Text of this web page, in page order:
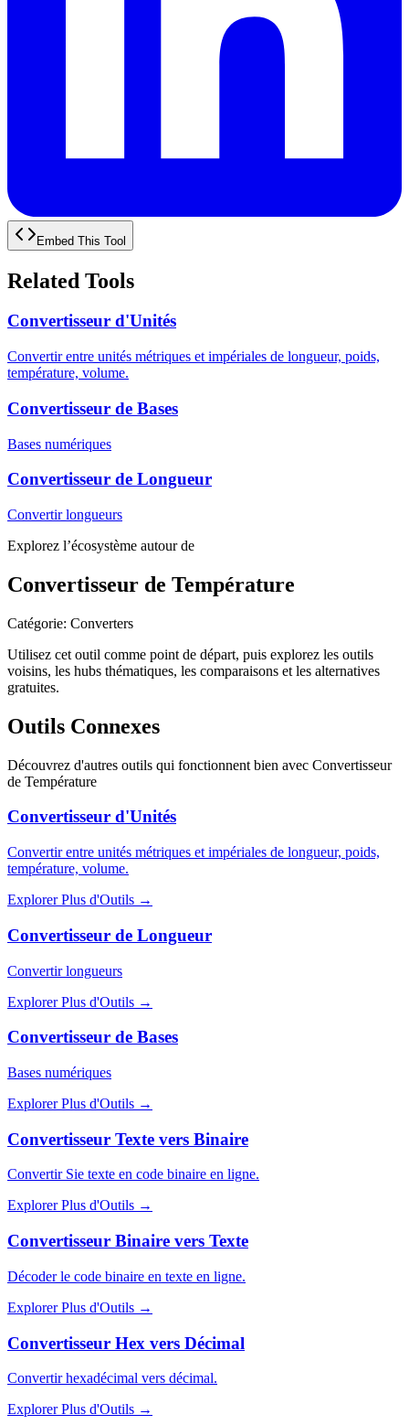
Embed This Tool
Related Tools
Convertisseur d'Unités
Convertir entre unités métriques et impériales de longueur, poids,
température, volume.
Convertisseur de Bases
Bases numériques
Convertisseur de Longueur
Convertir longueurs
Explorez l’écosystème autour de
Convertisseur de Température
Catégorie: Converters
Utilisez cet outil comme point de départ, puis explorez les outils
voisins, les hubs thématiques, les comparaisons et les alternatives
gratuites.
Outils Connexes
Découvrez d'autres outils qui fonctionnent bien avec Convertisseur
de Température
Convertisseur d'Unités
Convertir entre unités métriques et impériales de longueur, poids,
température, volume.
Explorer Plus d'Outils →
Convertisseur de Longueur
Convertir longueurs
Explorer Plus d'Outils →
Convertisseur de Bases
Bases numériques
Explorer Plus d'Outils →
Convertisseur Texte vers Binaire
Convertir Sie texte en code binaire en ligne.
Explorer Plus d'Outils →
Convertisseur Binaire vers Texte
Décoder le code binaire en texte en ligne.
Explorer Plus d'Outils →
Convertisseur Hex vers Décimal
Convertir hexadécimal vers décimal.
Explorer Plus d'Outils →